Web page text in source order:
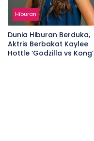
Hiburan
Dunia Hiburan Berduka,
Aktris Berbakat Kaylee
Hottle ‘Godzilla vs Kong’